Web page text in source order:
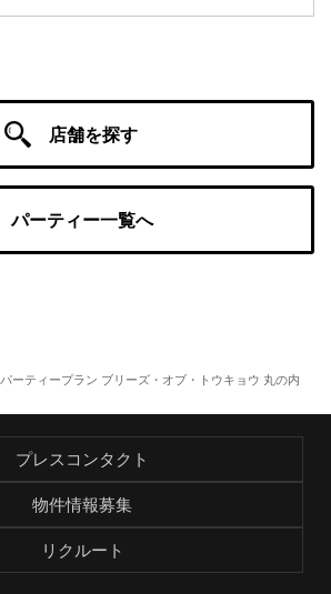
店舗を探す
パーティー一覧へ
パーティープラン ブリーズ・オブ・トウキョウ 丸の内
プレスコンタクト
物件情報募集
リクルート